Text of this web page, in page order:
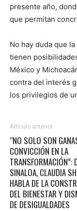
presente año,
que permitan
No hay duda que
tienen
México y
contra del interés
los privilegios de
Artículo anterior
“NO SOLO SON
CONVICCIÓN EN LA
TRANSFORMACIÓN”:
SINALOA, CLAUDIA
HABLA DE LA
DEL BIENESTAR Y
DE DESIGUALDADES